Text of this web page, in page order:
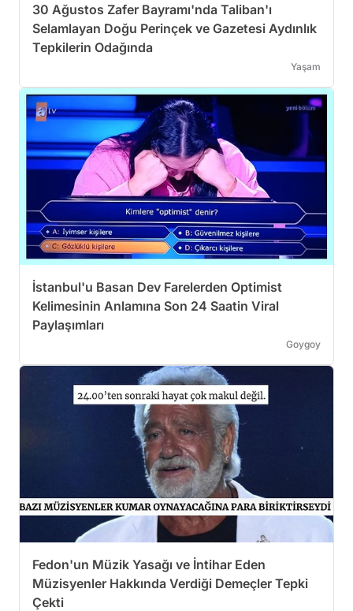
30 Ağustos Zafer Bayramı'nda Taliban'ı
Selamlayan Doğu Perinçek ve Gazetesi Aydınlık
Tepkilerin Odağında
Yaşam
İstanbul'u Basan Dev Farelerden Optimist
Kelimesinin Anlamına Son 24 Saatin Viral
Paylaşımları
Goygoy
Fedon'un Müzik Yasağı ve İntihar Eden
Müzisyenler Hakkında Verdiği Demeçler Tepki
Çekti